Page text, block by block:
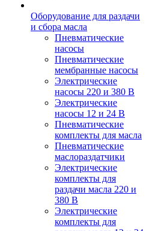
Оборудование для раздачи
и сбора масла
Пневматические
насосы
Пневматические
мембранные насосы
Электрические
насосы 220 и 380 В
Электрические
насосы 12 и 24 В
Пневматические
комплекты для масла
Пневматические
маслораздатчики
Электрические
комплекты для
раздачи масла 220 и
380 В
Электрические
комплекты для